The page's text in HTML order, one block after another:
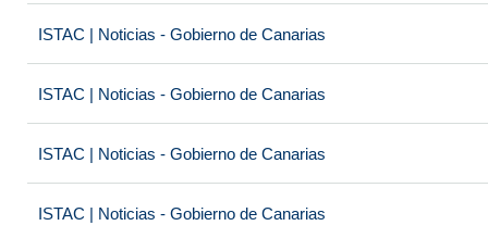
ISTAC | Noticias - Gobierno de Canarias
ISTAC | Noticias - Gobierno de Canarias
ISTAC | Noticias - Gobierno de Canarias
ISTAC | Noticias - Gobierno de Canarias